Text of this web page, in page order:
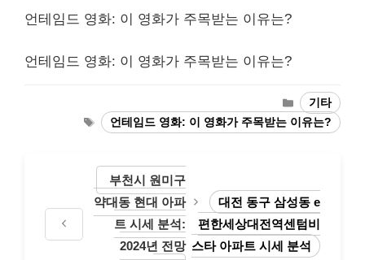
언테임드 영화: 이 영화가 주목받는 이유는?
언테임드 영화: 이 영화가 주목받는 이유는?
Categories
기타
Tags언테임드 영화: 이 영화가 주목받는 이유는?
부천시 원미구
약대동 현대 아파
트 시세 분석:
2024년 전망
대전 동구 삼성동 e
편한세상대전역센텀비
스타 아파트 시세 분석